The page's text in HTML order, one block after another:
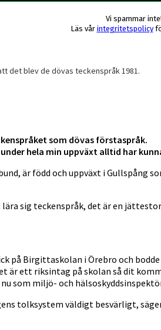
Vi spammar inte!
Läs vår integritetspolicy
det blev de dövas teckenspråk 1981.
som dövas förstaspråk.
hela min uppväxt alltid har
är född och uppväxt i Gullspång
sig teckenspråk, det är en
på Birgittaskolan i Örebro och
är ett riksintag på skolan så dit
som miljö- och
tolksystem väldigt besvärligt,